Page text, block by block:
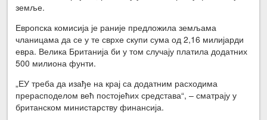
земље.
Европска комисија је раније предложила земљама
чланицама да се у те сврхе скупи сума од 2,16 милијарди
евра. Велика Британија би у том случају платила додатних
500 милиона фунти.
„ЕУ треба да изађе на крај са додатним расходима
прерасподелом већ постојећих средстава“, – сматрају у
британском министарству финансија.